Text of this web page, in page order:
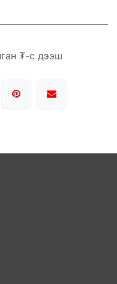
₮-с дээш